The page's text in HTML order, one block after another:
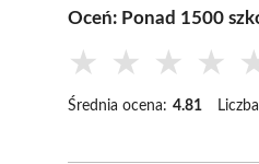
Oceń: Ponad 1500
★ ★ ★ ★
Średnia ocena: 4.81